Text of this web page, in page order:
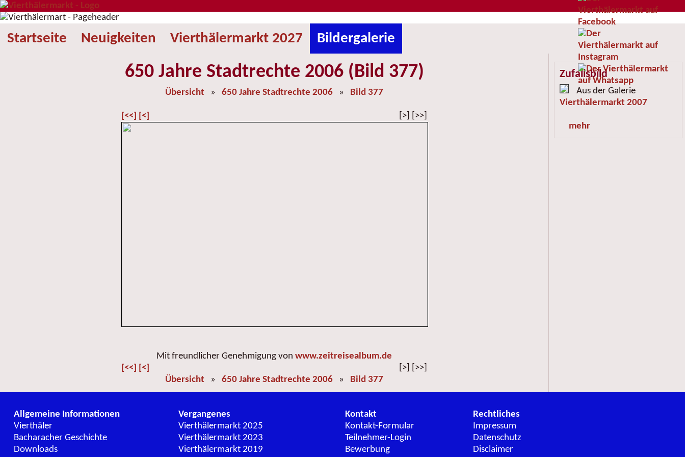
Startseite Neuigkeiten Vierthälermarkt 2027 Bildergalerie
650 Jahre Stadtrechte 2006 (Bild 377)
Übersicht » 650 Jahre Stadtrechte 2006 » Bild 377
[<<] [<] [>] [>>]
Mit freundlicher Genehmigung von www.zeitreisealbum.de
[<<] [<]
[>] [>>]
Übersicht » 650 Jahre Stadtrechte 2006 » Bild 377
Zufallsbild
Aus der Galerie
Vierthälermarkt 2007
mehr
Allgemeine Informationen
Vierthäler
Bacharacher Geschichte
Downloads
Vergangenes
Vierthälermarkt 2025
Vierthälermarkt 2023
Vierthälermarkt 2019
Kontakt
Kontakt-Formular
Teilnehmer-Login
Bewerbung
Rechtliches
Impressum
Datenschutz
Disclaimer